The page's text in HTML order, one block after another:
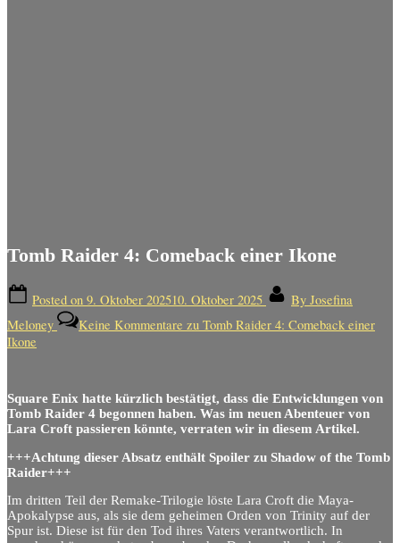
Tomb Raider 4: Comeback einer Ikone
Posted on 9. Oktober 202510. Oktober 2025 By Josefina
Meloney
Keine Kommentare zu Tomb Raider 4: Comeback einer
Ikone
Square Enix hatte kürzlich bestätigt, dass die Entwicklungen von
Tomb Raider 4 begonnen haben. Was im neuen Abenteuer von
Lara Croft passieren könnte, verraten wir in diesem Artikel.
+++Achtung dieser Absatz enthält Spoiler zu Shadow of the Tomb
Raider+++
Im dritten Teil der Remake-Trilogie löste Lara Croft die Maya-
Apokalypse aus, als sie dem geheimen Orden von Trinity auf der
Spur ist. Diese ist für den Tod ihres Vaters verantwortlich. In